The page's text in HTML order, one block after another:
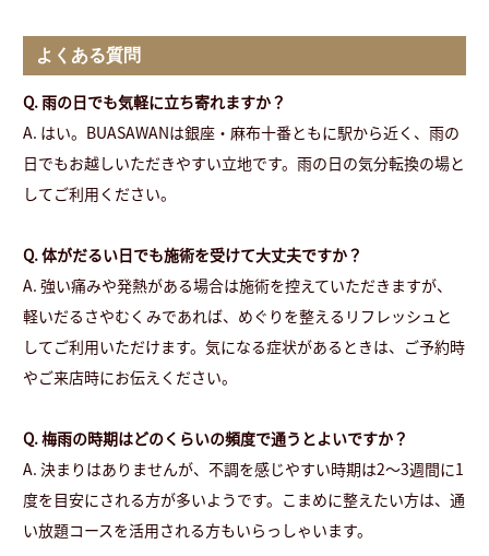
よくある質問
Q. 雨の日でも気軽に立ち寄れますか？
A. はい。BUASAWANは銀座・麻布十番ともに駅から近く、雨の
日でもお越しいただきやすい立地です。雨の日の気分転換の場と
してご利用ください。
Q. 体がだるい日でも施術を受けて大丈夫ですか？
A. 強い痛みや発熱がある場合は施術を控えていただきますが、
軽いだるさやむくみであれば、めぐりを整えるリフレッシュと
してご利用いただけます。気になる症状があるときは、ご予約時
やご来店時にお伝えください。
Q. 梅雨の時期はどのくらいの頻度で通うとよいですか？
A. 決まりはありませんが、不調を感じやすい時期は2〜3週間に1
度を目安にされる方が多いようです。こまめに整えたい方は、通
い放題コースを活用される方もいらっしゃいます。